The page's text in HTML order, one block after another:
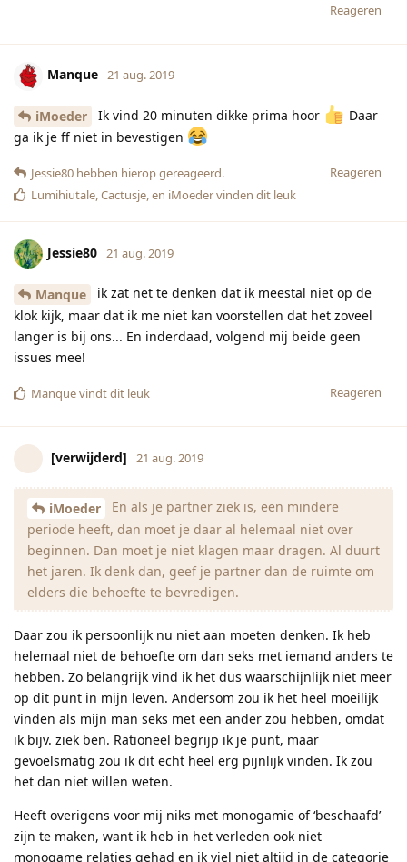
Reageren
Manque 21 aug. 2019
iMoeder Ik vind 20 minuten dikke prima hoor
️ Daar
ga ik je ff niet in bevestigen
Reageren
Jessie80 hebben hierop gereageerd.
Lumihiutale,Cactusje, en iMoedervinden dit leuk
Jessie80 21 aug. 2019
Manque
ik zat net te denken dat ik meestal niet op de
klok kijk, maar dat ik me niet kan voorstellen dat het zoveel
langer is bij ons... En inderdaad, volgend mij beide geen
issues mee!
Reageren
Manquevindt dit leuk
[verwijderd] 21 aug. 2019
iMoeder
En als je partner ziek is, een mindere
periode heeft, dan moet je daar al helemaal niet over
beginnen. Dan moet je niet klagen maar dragen. Al duurt
het jaren. Ik denk dan, geef je partner dan de ruimte om
elders die behoefte te bevredigen.
Daar zou ik persoonlijk nu niet aan moeten denken. Ik heb
helemaal niet de behoefte om dan seks met iemand anders te
hebben. Zo belangrijk vind ik het dus waarschijnlijk niet meer
op dit punt in mijn leven. Andersom zou ik het heel moeilijk
vinden als mijn man seks met een ander zou hebben, omdat
ik bijv. ziek ben. Rationeel begrijp ik je punt, maar
gevoelsmatig zou ik dit echt heel erg pijnlijk vinden. Ik zou
het dan niet willen weten.
Heeft overigens voor mij niks met monogamie of ‘beschaafd’
zijn te maken, want ik heb in het verleden ook niet
monogame relaties gehad en ik viel niet altijd in de categorie